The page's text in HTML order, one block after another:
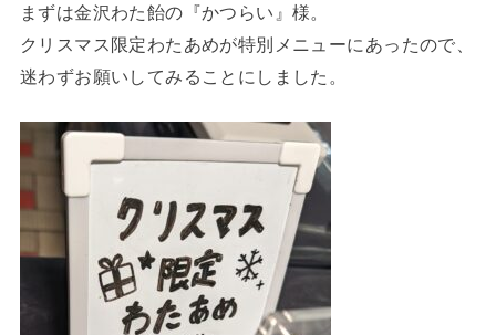
まずは金沢わた飴の『かつらい』様。
クリスマス限定わたあめが特別メニューにあったので、
迷わずお願いしてみることにしました。